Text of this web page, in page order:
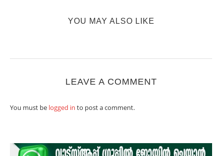
YOU MAY ALSO LIKE
LEAVE A COMMENT
You must be logged in to post a comment.